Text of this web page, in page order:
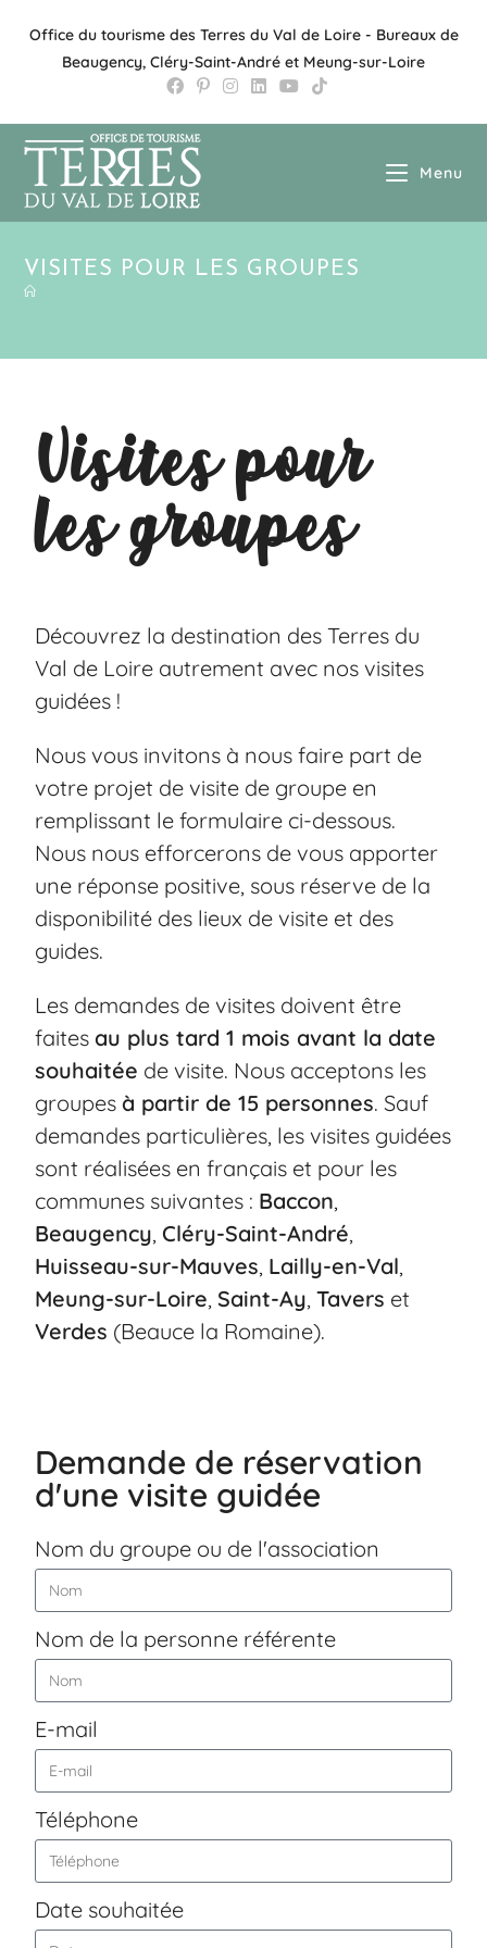
Office du tourisme des Terres du Val de Loire - Bureaux de
Beaugency, Cléry-Saint-André et Meung-sur-Loire
Menu
VISITES POUR LES GROUPES
Visites pour
les groupes
Découvrez la destination des Terres du
Val de Loire autrement avec nos visites
guidées !
Nous vous invitons à nous faire part de
votre projet de visite de groupe en
remplissant le formulaire ci-dessous.
Nous nous efforcerons de vous apporter
une réponse positive, sous réserve de la
disponibilité des lieux de visite et des
guides.
Les demandes de visites doivent être
faitesau plus tard 1 mois avant la date
souhaitée de visite. Nous acceptons les
groupesà partir de 15 personnes. Sauf
demandes particulières, les visites guidées
sont réalisées en français et pour les
communes suivantes : Baccon,
Beaugency, Cléry-Saint-André,
Huisseau-sur-Mauves, Lailly-en-Val,
Meung-sur-Loire,Saint-Ay,Tavers et
Verdes (Beauce la Romaine).
Demande de réservation
d'une visite guidée
Nom du groupe ou de l'association
Nom de la personne référente
E-mail
Téléphone
Date souhaitée